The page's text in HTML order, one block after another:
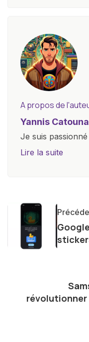
A propos de
Yannis
Je suis
plus jeune âge.
et bien d'autres
d'une curiosité
dernières
avec
l'exploration
technologie me
lecteurs un
numérique nous
Lire la suite
révolutionner